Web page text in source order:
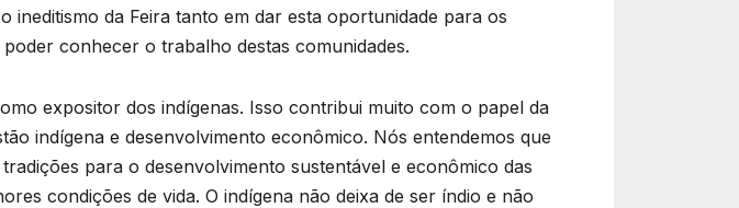
ineditismo da Feira tanto em dar esta oportunidade para os
conhecer o trabalho destas comunidades.
expositor dos indígenas. Isso contribui muito com o papel da
indígena e desenvolvimento econômico. Nós entendemos que
para o desenvolvimento sustentável e econômico das
condições de vida. O indígena não deixa de ser índio e não